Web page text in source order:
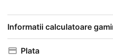
Informatii calculatoare
Plata